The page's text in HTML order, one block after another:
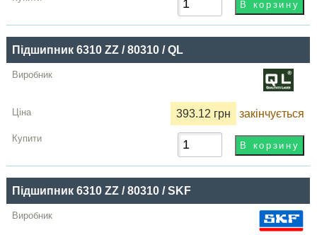
Підшипник 6310 ZZ / 80310 / QL
393.12 грн закінчується
Підшипник 6310 ZZ / 80310 / SKF